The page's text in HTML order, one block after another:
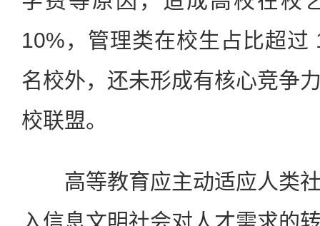
10%，管理类在校生占比超过
名校外，还未形成有核心竞争
校联盟。
高等教育应主动适应人类社